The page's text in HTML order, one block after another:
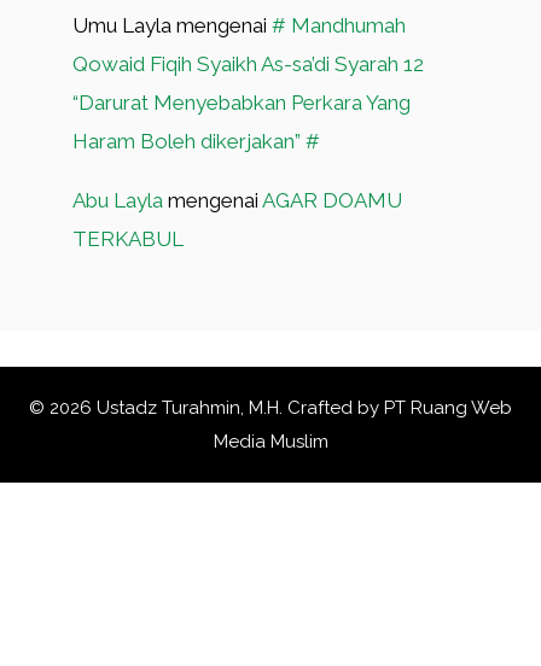
Umu Layla mengenai # Mandhumah
Qowaid Fiqih Syaikh As-sa’di Syarah 12
“Darurat Menyebabkan Perkara Yang
Haram Boleh dikerjakan” #
Abu Layla mengenai AGAR DOAMU
TERKABUL
© 2026 Ustadz Turahmin, M.H. Crafted by PT Ruang Web
Media Muslim